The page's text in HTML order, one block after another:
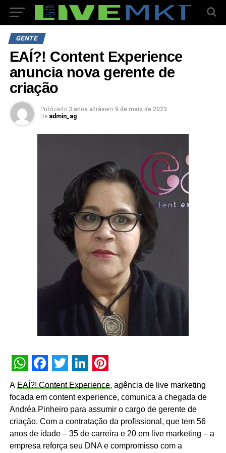
GENTE
EAÍ?! Content Experience
anuncia nova gerente de
criação
Publicado 3 anos atrásem 9 de maio de 2023
De admin_ag
WhatsApp
Facebook
Twitter
LinkedIn
Pinterest
A EAÍ?! Content Experience, agência de live marketing
focada em content experience, comunica a chegada de
Andréa Pinheiro para assumir o cargo de gerente de
criação. Com a contratação da profissional, que tem 56
anos de idade – 35 de carreira e 20 em live marketing – a
empresa reforça seu DNA e compromisso com a